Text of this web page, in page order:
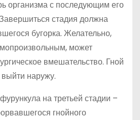
организма с последующим его
стадия должна
бугорка. Желательно,
может
вмешательство. Гной
наружу.
на третьей стадии –
гнойного